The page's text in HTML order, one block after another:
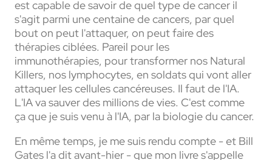
est capable de savoir de quel type de cancer il
s'agit parmi une centaine de cancers, par quel
bout on peut l'attaquer, on peut faire des
thérapies ciblées. Pareil pour les
immunothérapies, pour transformer nos Natural
Killers, nos lymphocytes, en soldats qui vont aller
attaquer les cellules cancéreuses. Il faut de l'IA.
L'IA va sauver des millions de vies. C'est comme
ça que je suis venu à l'IA, par la biologie du cancer.
En même temps, je me suis rendu compte - et Bill
Gates l'a dit avant-hier - que mon livre s'appelle